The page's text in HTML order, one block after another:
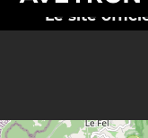
Le site